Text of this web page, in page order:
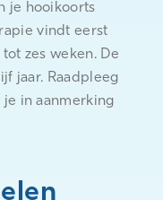
je hooikoorts
vindt eerst
zes weken. De
jaar. Raadpleeg
in aanmerking